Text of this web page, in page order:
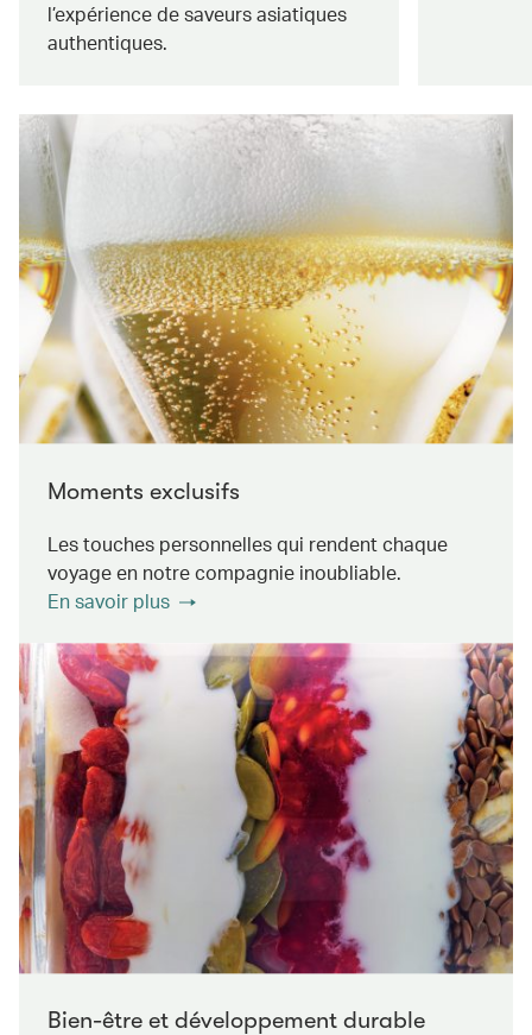
l’expérience de saveurs asiatiques
authentiques.
Moments exclusifs
Les touches personnelles qui rendent chaque
voyage en notre compagnie inoubliable.
En savoir plus
Bien-être et développement durable